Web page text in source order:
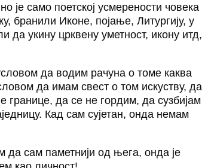
је само поетској усмерености човека
бранили Иконе, појање, Литургију, у
укину црквену уметност, икону итд,
да водим рачуна о томе каква
да имам свест о том искуству, да
границе, да се не гордим, да сузбијам
Кад сам сујетан, онда немам
да сам паметнији од њега, онда је